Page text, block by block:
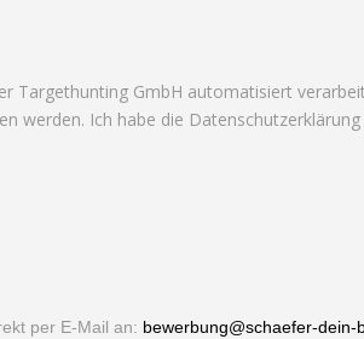
Targethunting GmbH automatisiert
werden. Ich habe die
per E-Mail an: bewerbung@schaefer-dein-